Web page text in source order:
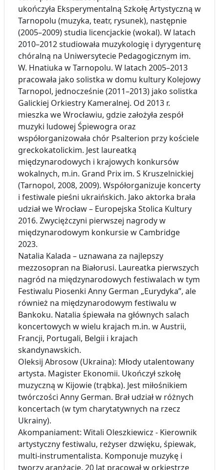
ukończyła Eksperymentalną Szkołę Artystyczną w
Tarnopolu (muzyka, teatr, rysunek), następnie
(2005–2009) studia licencjackie (wokal). W latach
2010–2012 studiowała muzykologię i dyrygenturę
chóralną na Uniwersytecie Pedagogicznym im.
W. Hnatiuka w Tarnopolu. W latach 2005–2013
pracowała jako solistka w domu kultury Kolejowy
Tarnopol, jednocześnie (2011–2013) jako solistka
Galickiej Orkiestry Kameralnej. Od 2013 r.
mieszka we Wrocławiu, gdzie założyła zespół
muzyki ludowej Śpiewogra oraz
współorganizowała chór Psalterion przy kościele
greckokatolickim. Jest laureatką
międzynarodowych i krajowych konkursów
wokalnych, m.in. Grand Prix im. S Kruszelnickiej
(Tarnopol, 2008, 2009). Współorganizuje koncerty
i festiwale pieśni ukraińskich. Jako aktorka brała
udział we Wrocław – Europejska Stolica Kultury
2016. Zwyciężczyni pierwszej nagrody w
międzynarodowym konkursie w Cambridge
2023.
Natalia Kalada – uznawana za najlepszy
mezzosopran na Białorusi. Laureatka pierwszych
nagród na międzynarodowych festiwalach w tym
Festiwalu Piosenki Anny German „Eurydyka”, ale
również na międzynarodowym festiwalu w
Bankoku. Natalia śpiewała na głównych salach
koncertowych w wielu krajach m.in. w Austrii,
Francji, Portugali, Belgii i krajach
skandynawskich.
Oleksij Abrosow (Ukraina): Młody utalentowany
artysta. Magister Ekonomii. Ukończył szkołę
muzyczną w Kijowie (trąbka). Jest miłośnikiem
twórczości Anny German. Brał udział w różnych
koncertach (w tym charytatywnych na rzecz
Ukrainy).
Akompaniament: Witali Oleszkiewicz - Kierownik
artystyczny festiwalu, reżyser dzwięku, śpiewak,
multi-instrumentalista. Komponuje muzykę i
tworzy aranżacje. 20 lat pracował w orkiestrze